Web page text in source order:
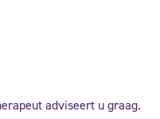
adviseert u graag.